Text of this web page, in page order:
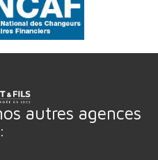
autres agences
: